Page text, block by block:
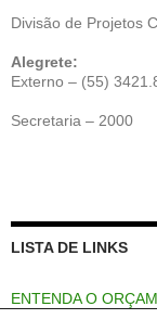
Divisão de Projetos
Alegrete:
Externo – (55)
Secretaria – 2000
LISTA DE LINKS
ENTENDA O